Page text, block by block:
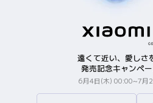
遠くて近い、愛しさ
発売記念キャンペー
6月4日(木) 00:00~7月